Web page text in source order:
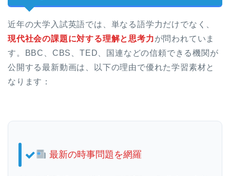
近年の大学入試英語では、単なる語学力だけでなく、
現代社会の課題に対する理解と思考力が問われていま
す。BBC、CBS、TED、国連などの信頼できる機関が
公開する最新動画は、以下の理由で優れた学習素材と
なります：
最新の時事問題を網羅